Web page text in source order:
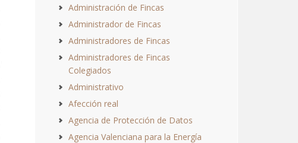
Administración de Fincas
Administrador de Fincas
Administradores de Fincas
Administradores de Fincas
Colegiados
Administrativo
Afección real
Agencia de Protección de Datos
Agencia Valenciana para la Energía